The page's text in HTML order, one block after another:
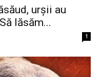
urșii au
lăsăm...
1